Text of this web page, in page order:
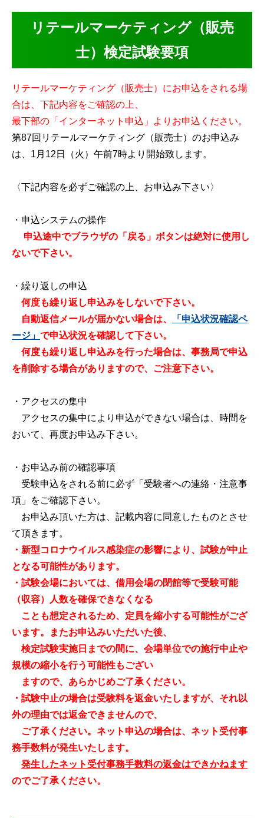
リテールマーケティング（販売
士）検定試験要項
リテールマーケティング（販売士）にお申込をされる場
合は、下記内容をご確認の上、
最下部の「インターネット申込」よりお申込ください。
第87回リテールマーケティング（販売士）のお申込み
は、1月12日（火）午前7時より開始致します。
〈下記内容を必ずご確認の上、お申込み下さい〉
・申込システムの操作
申込途中でブラウザの「戻る」ボタンは絶対に使用し
ないで下さい。
・繰り返しの申込
何度も繰り返し申込みをしないで下さい。
自動返信メールが届かない場合は、
「申込状況確認ペ
ージ」 で申込状況を確認して下さい。
何度も繰り返し申込みを行った場合は、事務局で申込
を削除する場合がありますので、ご注意下さい。
・アクセスの集中
アクセスの集中により申込ができない場合は、時間を
おいて、再度お申込み下さい。
・お申込み前の確認事項
受験申込をされる前に必ず「受験者への連絡・注意事
項」をご確認下さい。
お申込み頂いた方は、記載内容に同意したものとさせ
て頂きます。
・新型コロナウイルス感染症の影響により、試験が中止
となる可能性があります。
・試験会場においては、借用会場の閉館等で受験可能
（収容）人数を確保できなくなる
ことも想定されるため、定員を縮小する可能性がござ
います。またお申込みいただいた後、
検定試験実施日までの間に、会場単位での施行中止や
規模の縮小を行う可能性もござい
ますので、あらかじめご了承ください。
・試験中止の場合は受験料を返金いたしますが、それ以
外の理由では返金できませんので、
ご了承ください。ネット申込の場合は、ネット受付事
務手数料が発生いたします。
発生したネット受付事務手数料の返金はできかねます
のでご了承ください。